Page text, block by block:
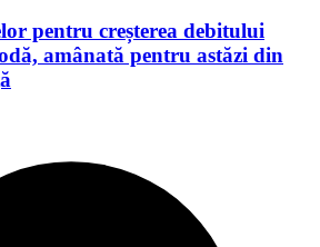
pentru creșterea debitului
amânată pentru astăzi din